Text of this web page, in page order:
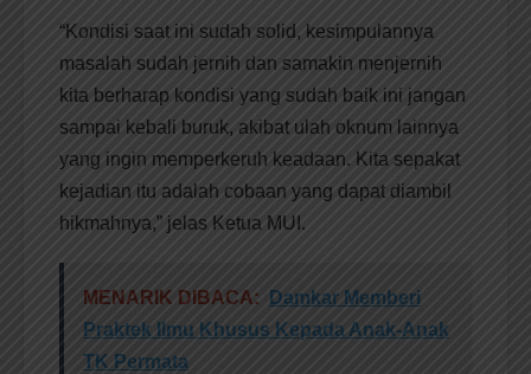
“Kondisi saat ini sudah solid, kesimpulannya
masalah sudah jernih dan samakin menjernih
kita berharap kondisi yang sudah baik ini jangan
sampai kebali buruk, akibat ulah oknum lainnya
yang ingin memperkeruh keadaan. Kita sepakat
kejadian itu adalah cobaan yang dapat diambil
hikmahnya,” jelas Ketua MUI.
MENARIK DIBACA:
Damkar Memberi
Praktek Ilmu Khusus Kepada Anak-Anak
TK Permata